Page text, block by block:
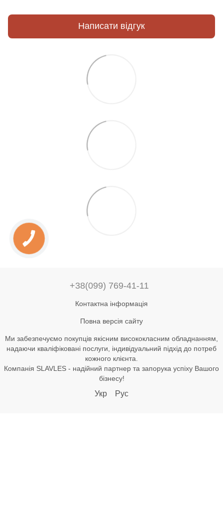
Написати відгук
+38(099) 769-41-11
Контактна інформація
Повна версія сайту
Ми забезпечуємо покупців якісним висококласним обладнанням,
надаючи кваліфіковані послуги, індивідуальний підхід до потреб
кожного клієнта.
Компанія SLAVLES - надійний партнер та запорука успіху Вашого
бізнесу!
Укр Рус